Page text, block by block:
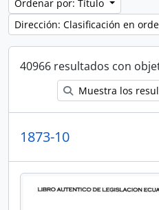
Ordenar por: Título
Dirección: Clasificación en
40966 resultados con
Muestra los
1873-10